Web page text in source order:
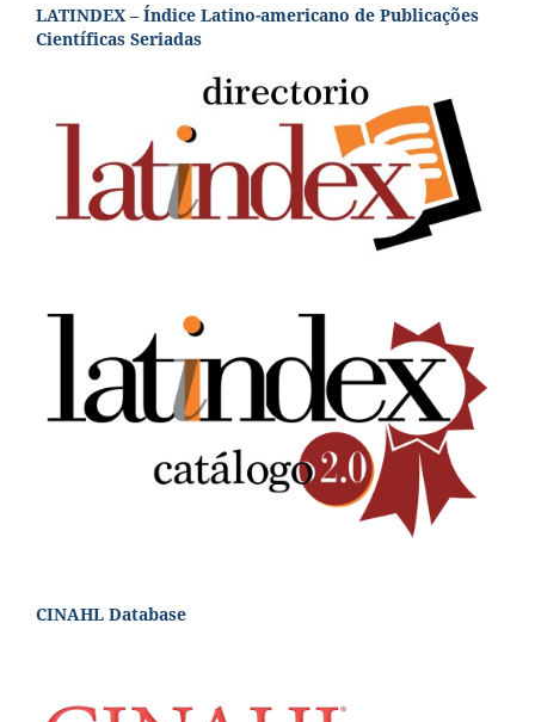
LATINDEX – Índice Latino-americano de Publicações
Científicas Seriadas
CINAHL Database